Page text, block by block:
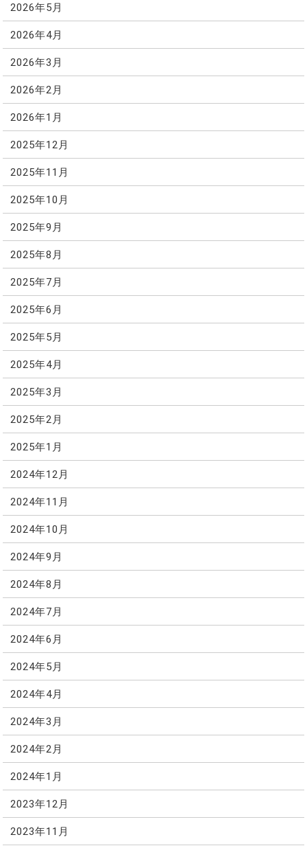
2026年5月
2026年4月
2026年3月
2026年2月
2026年1月
2025年12月
2025年11月
2025年10月
2025年9月
2025年8月
2025年7月
2025年6月
2025年5月
2025年4月
2025年3月
2025年2月
2025年1月
2024年12月
2024年11月
2024年10月
2024年9月
2024年8月
2024年7月
2024年6月
2024年5月
2024年4月
2024年3月
2024年2月
2024年1月
2023年12月
2023年11月